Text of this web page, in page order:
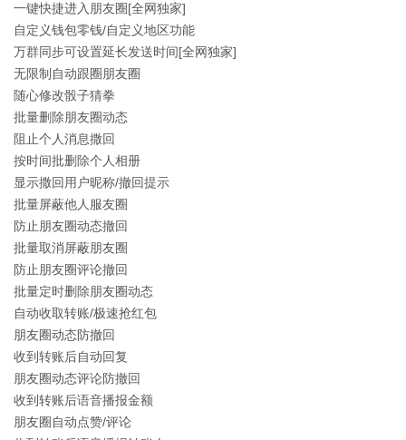
一键快捷进入朋友圈[全网独家]
自定义钱包零钱/自定义地区功能
万群同步可设置延长发送时间[全网独家]
无限制自动跟圈朋友圈
随心修改骰子猜拳
批量删除朋友圈动态
阻止个人消息撒回
按时间批删除个人相册
显示撒回用户昵称/撤回提示
批量屏蔽他人服友圈
防止朋友圈动态撤回
批量取消屏蔽朋友圈
防止朋友圈评论撤回
批量定时删除朋友圈动态
自动收取转账/极速抢红包
朋友圈动态防撤回
收到转账后自动回复
朋友圈动态评论防撤回
收到转账后语音播报金额
朋友圈自动点赞/评论